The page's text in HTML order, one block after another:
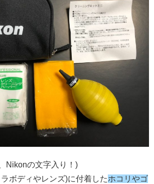
Nikonの文字入り！)
ボディやレンズ)に付着したホコリやゴ